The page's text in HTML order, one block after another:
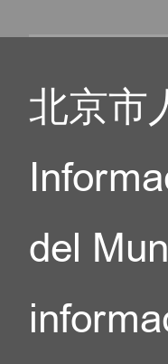
北京市
del